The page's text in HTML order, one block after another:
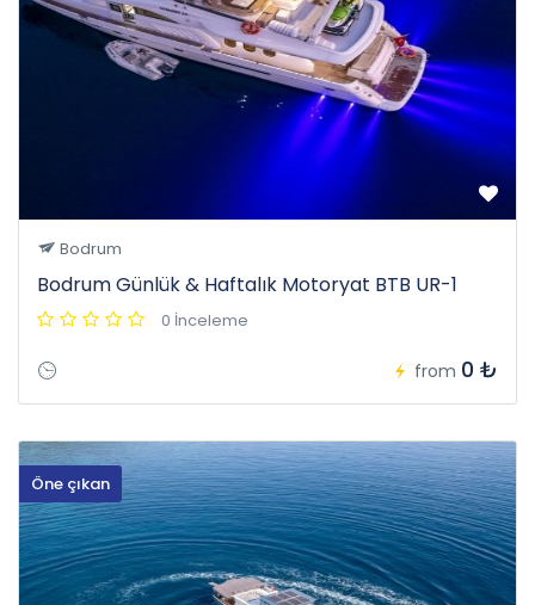
Bodrum
Bodrum Günlük & Haftalık Motoryat BTB UR-1
0 İnceleme
from 0 ₺
Öne çıkan